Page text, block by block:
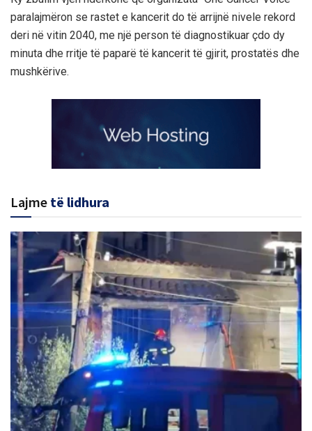
paralajmëron se rastet e kancerit do të arrijnë nivele rekord
deri në vitin 2040, me një person të diagnostikuar çdo dy
minuta dhe rritje të paparë të kancerit të gjirit, prostatës dhe
mushkërive.
Lajme të lidhura